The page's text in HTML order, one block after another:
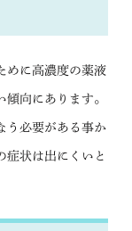
めに高濃度の薬液
向にあります。
う必要がある事か
症状は出にくいと